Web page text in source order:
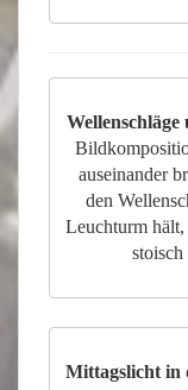
auseinander
den
Leuchturm hält,
Mittagslicht in